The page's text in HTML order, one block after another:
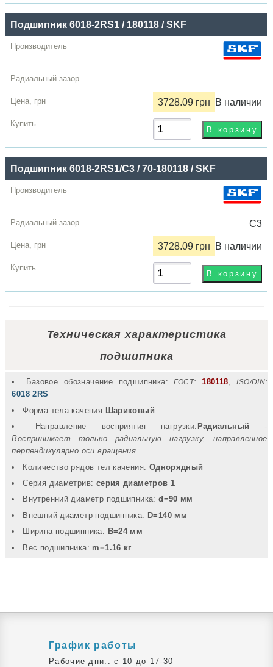
Подшипник 6018-2RS1 / 180118 / SKF
3728.09 грн В наличии
Подшипник 6018-2RS1/C3 / 70-180118 / SKF
C3
3728.09 грн В наличии
Техническая характеристика
подшипника
Базовое обозначение подшипника: ГОСТ: 180118,ISO/DIN:
6018 2RS
Форма тела качения: Шариковый
Направление восприятия нагрузки: Радиальный
-
Воспринимает только радиальную нагрузку, направленное
перпендикулярно оси вращения
Количество рядов тел качения: Однорядный
Серия диаметрив: серия диаметров 1
Внутренний диаметр подшипника:d=90 мм
Внешний диаметр подшипника: D=140 мм
Ширина подшипника: B=24 мм
Вec подшипника: m=1.16 кг
График работы
Рабочие дни:: c 10 до 17-30